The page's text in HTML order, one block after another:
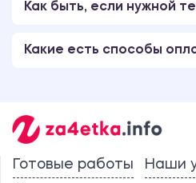
Как быть, если нужной
Какие есть способы
Готовые работы
Наши